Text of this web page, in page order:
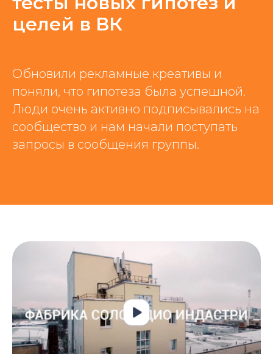
целей в ВК
Обновили рекламные креативы и
поняли, что гипотеза была успешной.
Люди очень активно подписывались на
сообщество и нам начали поступать
запросы в сообщения группы.